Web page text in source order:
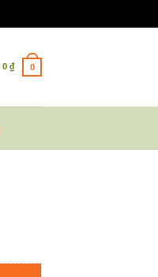
0₫ 0